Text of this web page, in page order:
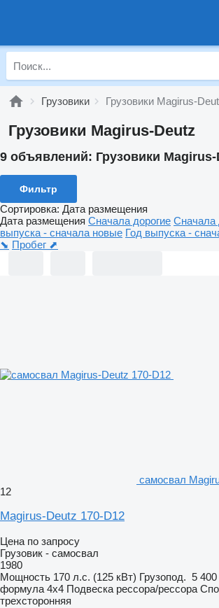
Грузовики Грузовики Magirus-
Грузовики Magirus-Deutz
9 объявлений: Грузовики
Фильтр
Сортировка: Дата размещения
Дата размещения Сначала дорогие
выпуска - сначала новые Год выпуска -
⬊ Пробег ⬈
самосвал
12
Magirus-Deutz 170-D12
Цена по запросу
Грузовик - самосвал
1980
Мощность 170 л.с. (125 кВт) Грузопод. 5 400
формула 4x4 Подвеска рессора/рессора
трехсторонняя